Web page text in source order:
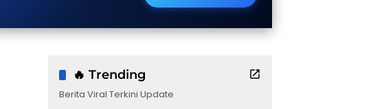
🔥 Trending
Berita Viral Terkini Update